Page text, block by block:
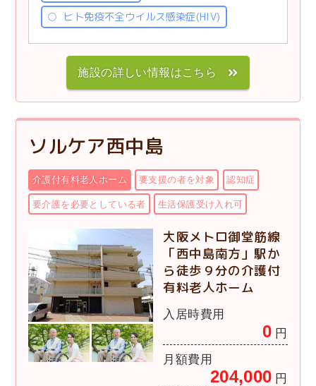
ヒト免疫不全ウイルス感染症(HIV)
施設の詳しい情報はこちら
ソルケア西中島
介護付有料老人ホーム 要支援の者を対象 認知症
要介護を必要としている者 生活保護受け入れ可
大阪メトロ御堂筋線
「西中島南方」駅か
ら徒歩９分の介護付
有料老人ホーム
入居時費用
0 円
月額費用
204,000 円